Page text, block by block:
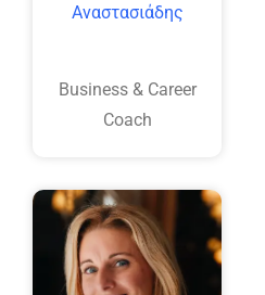
Αναστασιάδης
Business & Career
Coach